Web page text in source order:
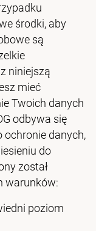
środki, aby
są
niniejszą
mieć
Twoich danych
odbywa się
ochronie danych,
do
został
warunków:
poziom